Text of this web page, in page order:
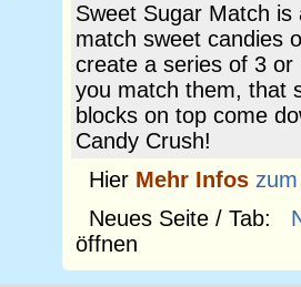
Sweet Sugar Match
match sweet candies
create a series of 3
you match them, that
blocks on top come
Candy Crush!
Hier Mehr Infos
Neues Seite / Tab:
öffnen